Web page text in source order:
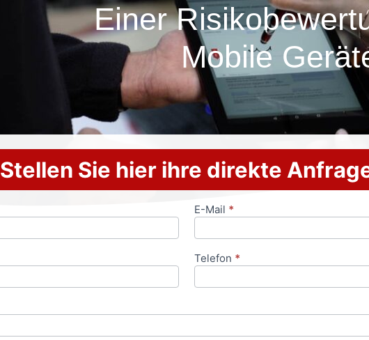
Einer
Mobile
Stellen Sie hier ihre direkte
E-Mail *
Telefon *